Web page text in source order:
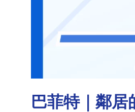
巴菲特｜鄰